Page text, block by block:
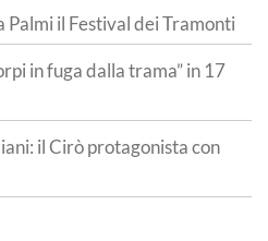
Palmi il Festival dei Tramonti
in fuga dalla trama” in 17
il Cirò protagonista con